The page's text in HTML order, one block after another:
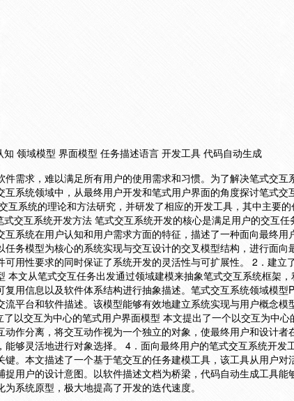
领域模型 界面模型 任务描述语言 开发工具 代码自动生成
需求，难以满足所有用户的使用需求和习惯。为了解决笔式交互
系统领域中，从最终用户开发和笔式用户界面的角度探讨笔式交
互系统的理论和方法研究，并研发了相应的开发工具，其中主要
交互系统开发方法 笔式交互系统开发的核心是满足用户的交互任
系统在用户认知和用户需求方面的特征，描述了一种面向最终用
务模型为核心的系统实现与交互设计的交叉模型结构，进行面向
用性要求的同时保证了系统开发的灵活性与可扩展性。 2．建立
本文从笔式交互任务出发通过领域建模来抽象笔式交互系统框架
用信息以及软件体系结构进行抽象描述。笔式交互系统领域模型
平台和软件描述。该模型能够有效地建立系统实现与用户概念模
以交互为中心的笔式用户界面模型 本文提出了一个以交互为中心
作分离，将交互动作视为一个独立的对象，使最终用户和设计者
够灵活地进行对象选择。 4．面向最终用户的笔式交互系统开发
。本文描述了一个基于笔交互的任务建模工具，该工具从用户对
用户的设计意图。以软件描述文档为桥梁，代码自动生成工具能
系统原型，极大地提高了开发的迭代速度。